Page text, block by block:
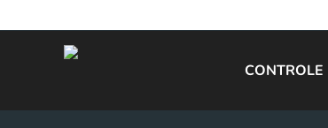
CONTROLE